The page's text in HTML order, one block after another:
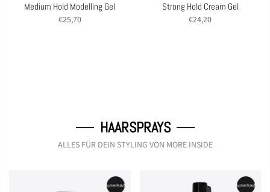
Medium Hold Modelling Gel
€25,70
Strong Hold Cream Gel
€24,20
HAARSPRAYS
ALLES FÜR DEIN STYLING VON MORE INSIDE
Ausverkauft Ausverkauft